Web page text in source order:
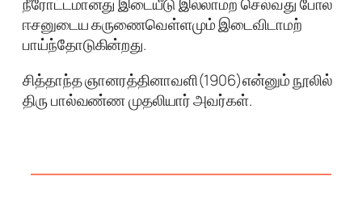
நீரோட்டமானது இடையீடு இல்லாமற் செல்வது போல
ஈசனுடைய கருணைவெள்ளமும் இடைவிடாமற்
பாய்ந்தோடுகின்றது.
சித்தாந்த ஞானரத்தினாவளி(1906)என்னும் நூலில்
திரு பால்வண்ண முதலியார் அவர்கள்.